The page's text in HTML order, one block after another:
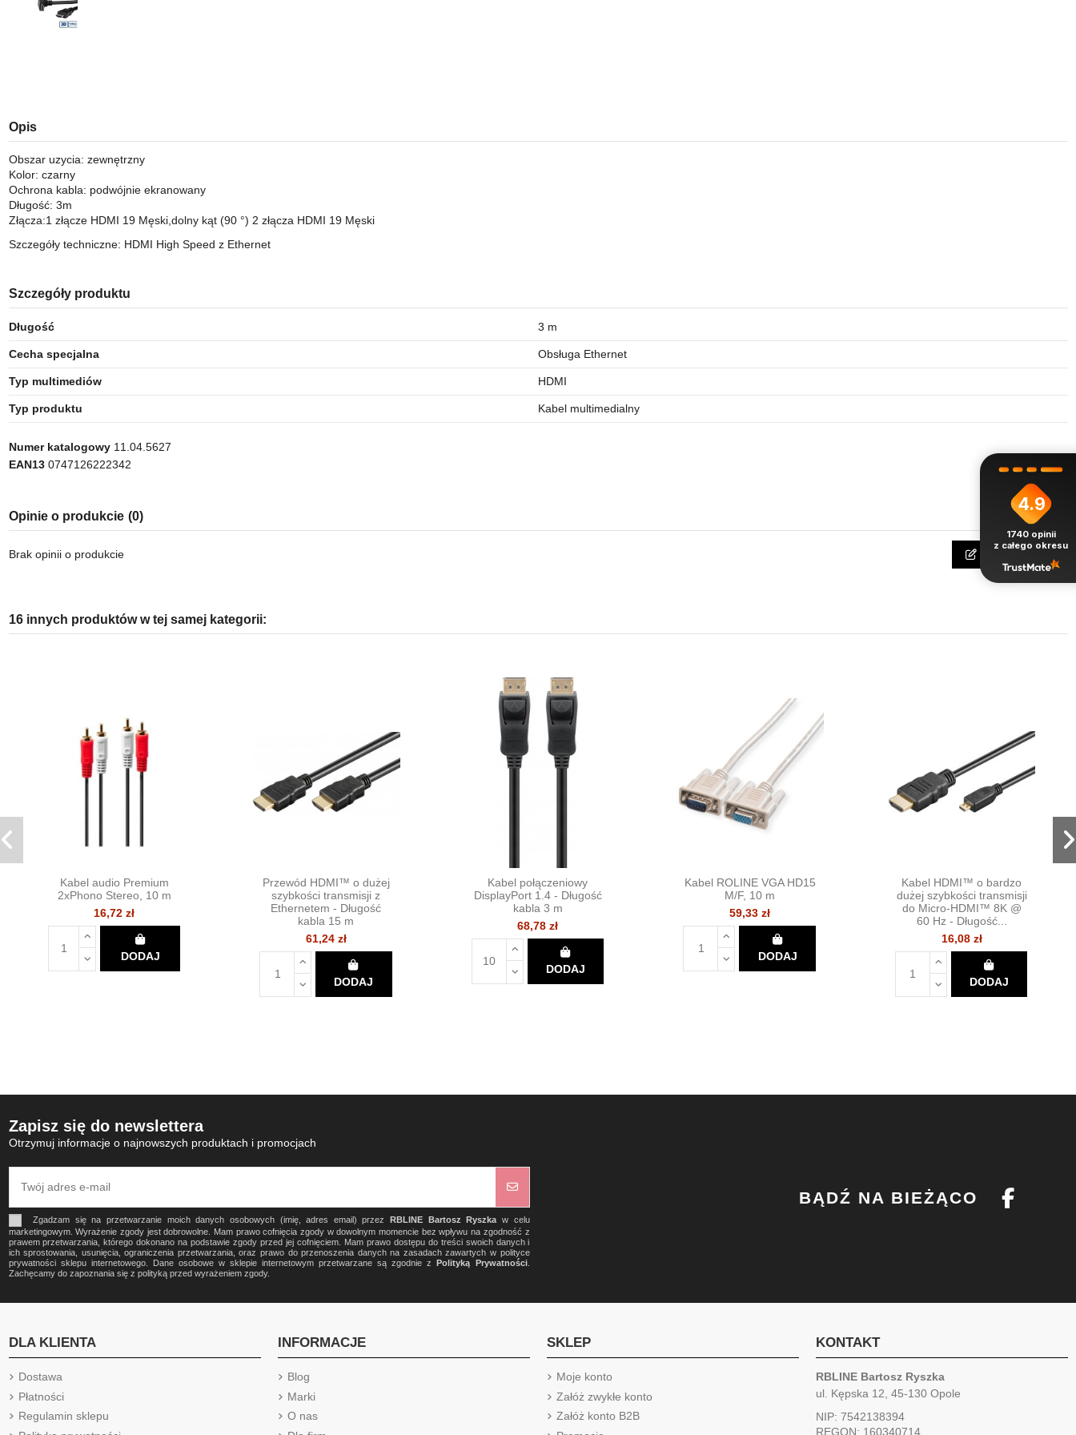
Opis
Obszar uzycia: zewnętrzny
Kolor: czarny
Ochrona kabla: podwójnie ekranowany
Długość: 3m
Złącza:1 złącze HDMI 19 Męski,dolny kąt (90 °) 2 złącza HDMI 19 Męski
Szczegóły techniczne: HDMI High Speed z Ethernet
Szczegóły produktu
Długość 3 m
Cecha specjalna Obsługa Ethernet
Typ multimediów HDMI
Typ produktu Kabel multimedialny
Numer katalogowy 11.04.5627
EAN13 0747126222342
Opinie o produkcie (0)
Brak opinii o produkcie Napisz opinię
16 innych produktów w tej samej kategorii:
Kabel audio Premium
2xPhono Stereo, 10 m
16,72 zł
DODAJ
Przewód HDMI™ o dużej
szybkości transmisji z
Ethernetem - Długość
kabla 15 m
61,24 zł
DODAJ
Kabel połączeniowy
DisplayPort 1.4 - Długość
kabla 3 m
68,78 zł
DODAJ
Kabel ROLINE VGA HD15
M/F, 10 m
59,33 zł
DODAJ
Kabel HDMI™ o bardzo
dużej szybkości transmisji
do Micro-HDMI™ 8K @
60 Hz - Długość...
16,08 zł
DODAJ
4.9
1740 opinii
z całego okresu
Zapisz się do newslettera
Otrzymuj informacje o najnowszych produktach i promocjach
Zgadzam się na przetwarzanie moich danych osobowych (imię, adres email) przez RBLINE Bartosz Ryszka w celu
marketingowym. Wyrażenie zgody jest dobrowolne. Mam prawo cofnięcia zgody w dowolnym momencie bez wpływu na zgodność z
prawem przetwarzania, którego dokonano na podstawie zgody przed jej cofnięciem. Mam prawo dostępu do treści swoich danych i
ich sprostowania, usunięcia, ograniczenia przetwarzania, oraz prawo do przenoszenia danych na zasadach zawartych w polityce
prywatności sklepu internetowego. Dane osobowe w sklepie internetowym przetwarzane są zgodnie zPolityką Prywatności.
Zachęcamy do zapoznania się z polityką przed wyrażeniem zgody.
BĄDŹ NA BIEŻĄCO
DLA KLIENTA
Dostawa
Płatności
Regulamin sklepu
INFORMACJE
Blog
Marki
O nas
SKLEP
Moje konto
Załóż zwykłe konto
Załóż konto B2B
KONTAKT
RBLINE Bartosz Ryszka
ul. Kępska 12, 45-130 Opole
NIP: 7542138394
REGON: 160340714